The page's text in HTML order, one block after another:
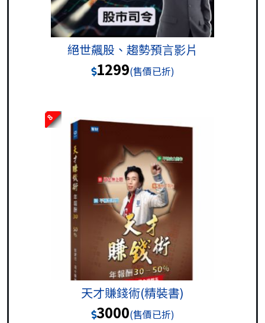
絕世飆股、趨勢預言影片
1299(售價已折)
8
天才賺錢術(精裝書)
3000(售價已折)